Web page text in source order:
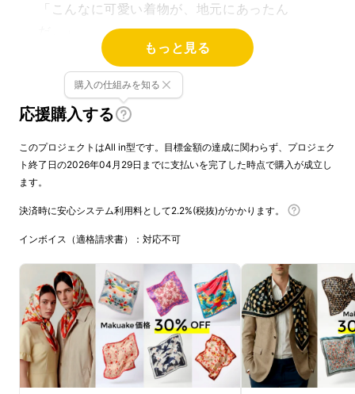
「こんなに可愛い着物が、地元にあったん
その衝撃は、今も忘れられません。
もっと見る
応援購入する
購入の仕組みを知る
このプロジェクトはAll in型です。目標金額の達成に関わらず、プロジェク
ト終了日の2026年04月29日までに支払いを完了した時点で購入が成立し
ます。
決済時に安心システム利用料として2.2%(税抜)がかかります。
インボイス（適格請求書）：対応不可